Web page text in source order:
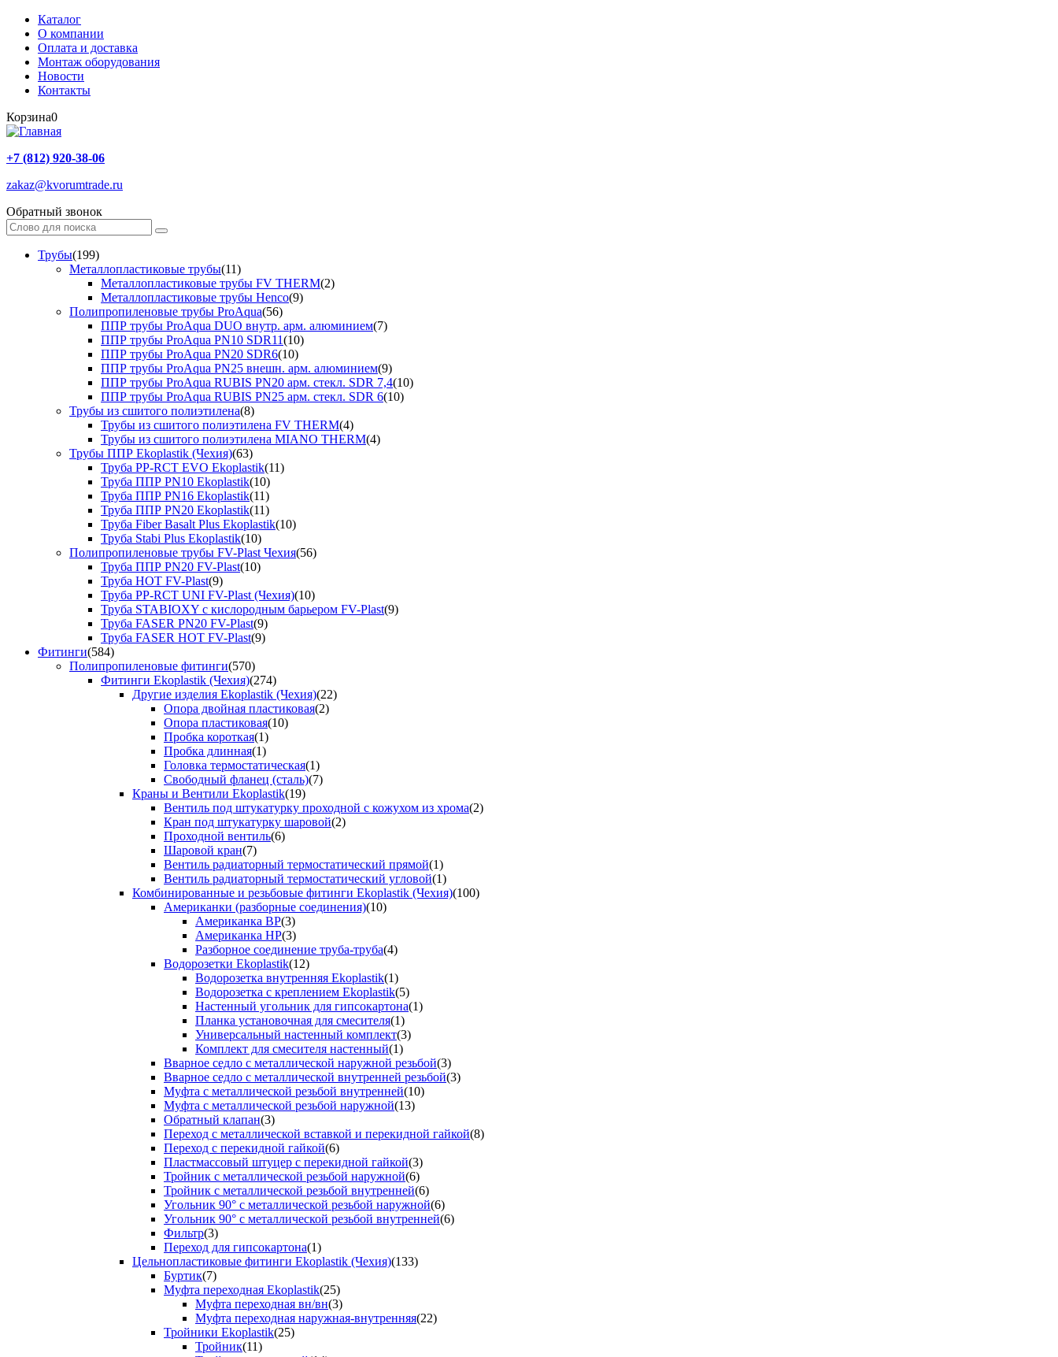
Каталог
О компании
Оплата и доставка
Монтаж оборудования
Новости
Контакты
Корзина0
+7 (812) 920-38-06
zakaz@kvorumtrade.ru
Обратный звонок
Трубы(199)
Металлопластиковые трубы(11)
Металлопластиковые трубы FV THERM(2)
Металлопластиковые трубы Henco(9)
Полипропиленовые трубы ProAqua(56)
ППР трубы ProAqua DUO внутр. арм. алюминием(7)
ППР трубы ProAqua PN10 SDR11(10)
ППР трубы ProAqua PN20 SDR6(10)
ППР трубы ProAqua PN25 внешн. арм. алюминием(9)
ППР трубы ProAqua RUBIS PN20 арм. стекл. SDR 7,4(10)
ППР трубы ProAqua RUBIS PN25 арм. стекл. SDR 6(10)
Трубы из сшитого полиэтилена(8)
Трубы из сшитого полиэтилена FV THERM(4)
Трубы из сшитого полиэтилена MIANO THERM(4)
Трубы ППР Ekoplastik (Чехия)(63)
Труба PP-RCT EVO Ekoplastik(11)
Труба ППР PN10 Ekoplastik(10)
Труба ППР PN16 Ekoplastik(11)
Труба ППР PN20 Ekoplastik(11)
Труба Fiber Basalt Plus Ekoplastik(10)
Труба Stabi Plus Ekoplastik(10)
Полипропиленовые трубы FV-Plast Чехия(56)
Труба ППР PN20 FV-Plast(10)
Труба HOT FV-Plast(9)
Труба PP-RCT UNI FV-Plast (Чехия)(10)
Труба STABIOXY с кислородным барьером FV-Plast(9)
Труба FASER PN20 FV-Plast(9)
Труба FASER HOT FV-Plast(9)
Фитинги(584)
Полипропиленовые фитинги(570)
Фитинги Ekoplastik (Чехия)(274)
Другие изделия Ekoplastik (Чехия)(22)
Опора двойная пластиковая(2)
Опора пластиковая(10)
Пробка короткая(1)
Пробка длинная(1)
Головка термостатическая(1)
Свободный фланец (сталь)(7)
Краны и Вентили Ekoplastik(19)
Вентиль под штукатурку проходной с кожухом из хрома(2)
Кран под штукатурку шаровой(2)
Проходной вентиль(6)
Шаровой кран(7)
Вентиль радиаторный термостатический прямой(1)
Вентиль радиаторный термостатический угловой(1)
Комбинированные и резьбовые фитинги Ekoplastik (Чехия)(100)
Американки (разборные соединения)(10)
Американка ВР(3)
Американка НР(3)
Разборное соединение труба-труба(4)
Водорозетки Ekoplastik(12)
Водорозетка внутренняя Ekoplastik(1)
Водорозетка с креплением Ekoplastik(5)
Настенный угольник для гипсокартона(1)
Планка установочная для смесителя(1)
Универсальный настенный комплект(3)
Комплект для смесителя настенный(1)
Вварное седло с металлической наружной резьбой(3)
Вварное седло с металлической внутренней резьбой(3)
Муфта с металлической резьбой внутренней(10)
Муфта с металлической резьбой наружной(13)
Обратный клапан(3)
Переход с металлической вставкой и перекидной гайкой(8)
Переход с перекидной гайкой(6)
Пластмассовый штуцер с перекидной гайкой(3)
Тройник с металлической резьбой наружной(6)
Тройник с металлической резьбой внутренней(6)
Угольник 90° с металлической резьбой наружной(6)
Угольник 90° с металлической резьбой внутренней(6)
Фильтр(3)
Переход для гипсокартона(1)
Цельнопластиковые фитинги Ekoplastik (Чехия)(133)
Буртик(7)
Муфта переходная Ekoplastik(25)
Муфта переходная вн/вн(3)
Муфта переходная наружная-внутренняя(22)
Тройники Ekoplastik(25)
Тройник(11)